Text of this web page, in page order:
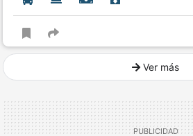
Ver más